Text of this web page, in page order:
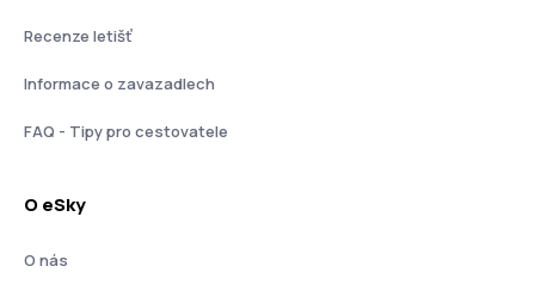
Recenze letišť
Informace o zavazadlech
FAQ - Tipy pro cestovatele
O eSky
O nás